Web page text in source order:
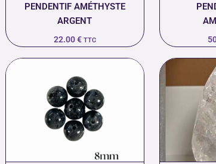
PENDENTIF AMÉTHYSTE
ARGENT
22.00€ TTC
0.40 €
à
18.00 €